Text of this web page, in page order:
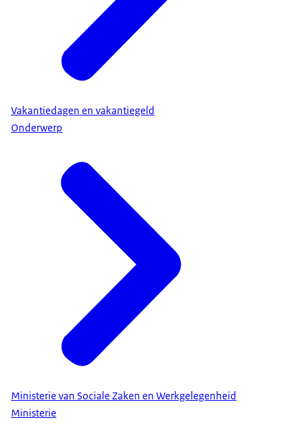
Vakantiedagen en vakantiegeld
Onderwerp
Ministerie van Sociale Zaken en Werkgelegenheid
Ministerie